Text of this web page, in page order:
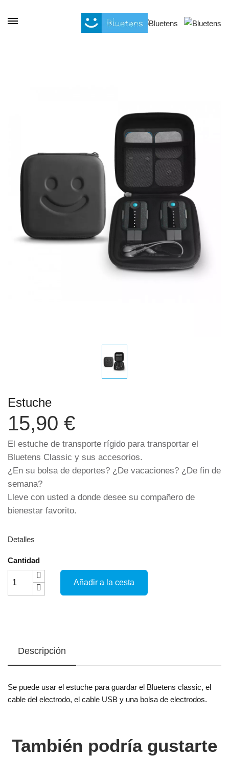
Estuche
15,90 €
El estuche de transporte rígido para transportar el
Bluetens Classic y sus accesorios.
¿En su bolsa de deportes? ¿De vacaciones? ¿De fin de
semana?
Lleve con usted a donde desee su compañero de
bienestar favorito.
Detalles
Cantidad
Añadir a la cesta
Descripción
Se puede usar el estuche para guardar el Bluetens classic, el
cable del electrodo, el cable USB y una bolsa de electrodos.
También podría gustarte